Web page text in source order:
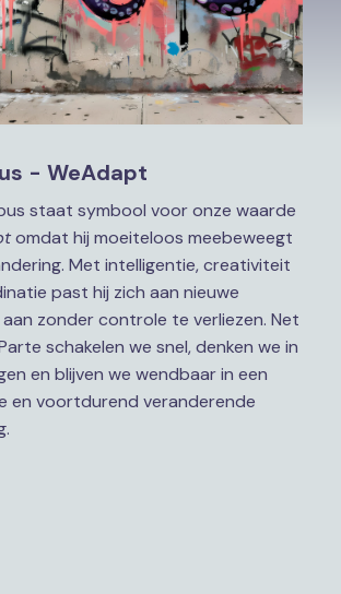
- WeAdapt
omdat hij moeiteloos meebeweegt
Met intelligentie, creativiteit
past hij zich aan nieuwe
zonder controle te verliezen. Net
schakelen we snel, denken we in
en blijven we wendbaar in een
en voortdurend veranderende